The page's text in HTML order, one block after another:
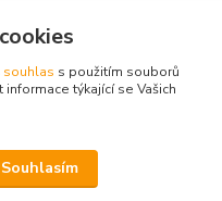
souhlas s použitím souborů
týkající se Vašich
Souhlasím